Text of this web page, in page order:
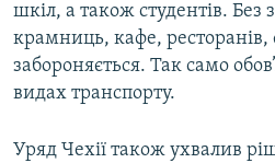
шкіл, а також студентів. Без
крамниць, кафе, ресторанів,
забороняється. Так само
видах транспорту.
Уряд Чехії також ухвалив